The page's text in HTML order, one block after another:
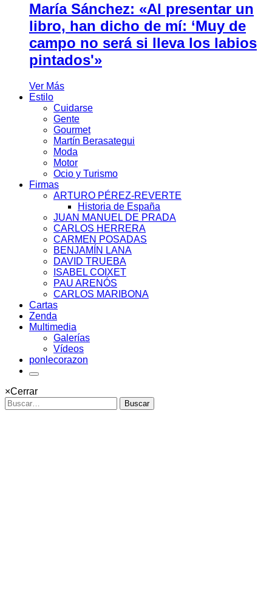
María Sánchez: «Al presentar un
libro, han dicho de mí: ‘Muy de
campo no será si lleva los labios
pintados'»
Ver Más
Estilo
Cuidarse
Gente
Gourmet
Martín Berasategui
Moda
Motor
Ocio y Turismo
Firmas
ARTURO PÉREZ-REVERTE
Historia de España
JUAN MANUEL DE PRADA
CARLOS HERRERA
CARMEN POSADAS
BENJAMÍN LANA
DAVID TRUEBA
ISABEL COIXET
PAU ARENÓS
CARLOS MARIBONA
Cartas
Zenda
Multimedia
Galerías
Vídeos
ponlecorazon
×Cerrar
Buscar